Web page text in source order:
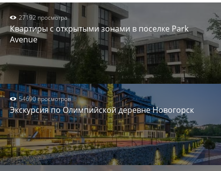
27192 просмотра
Квартиры с открытыми зонами в поселке Park
Avenue
54690 просмотров
Экскурсия по Олимпийской деревне Новогорск